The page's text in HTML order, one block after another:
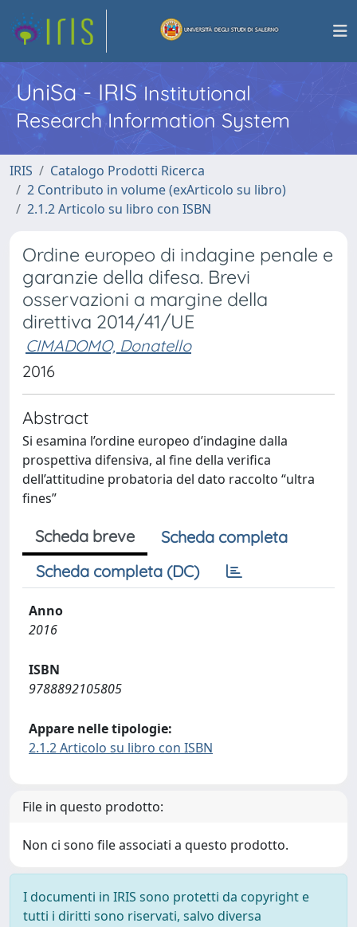
UniSa - IRISInstitutional
Research Information System
IRIS
Catalogo Prodotti Ricerca
2 Contributo in volume (exArticolo su libro)
2.1.2 Articolo su libro con ISBN
Ordine europeo di indagine penale e
garanzie della difesa. Brevi
osservazioni a margine della
direttiva 2014/41/UE
CIMADOMO, Donatello
2016
Abstract
Si esamina l’ordine europeo d’indagine dalla
prospettiva difensiva, al fine della verifica
dell’attitudine probatoria del dato raccolto “ultra
fines”
Scheda breve
Scheda completa
Scheda completa (DC)
Anno
2016
ISBN
9788892105805
Appare nelle tipologie:
2.1.2 Articolo su libro con ISBN
File in questo prodotto:
Non ci sono file associati a questo prodotto.
I documenti in IRIS sono protetti da copyright e
tutti i diritti sono riservati, salvo diversa